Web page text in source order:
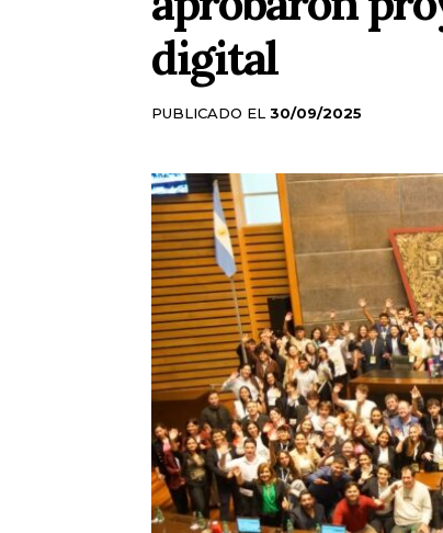
digital
PUBLICADO EL 30/09/2025